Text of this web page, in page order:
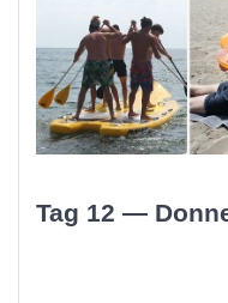
Tag 12 —